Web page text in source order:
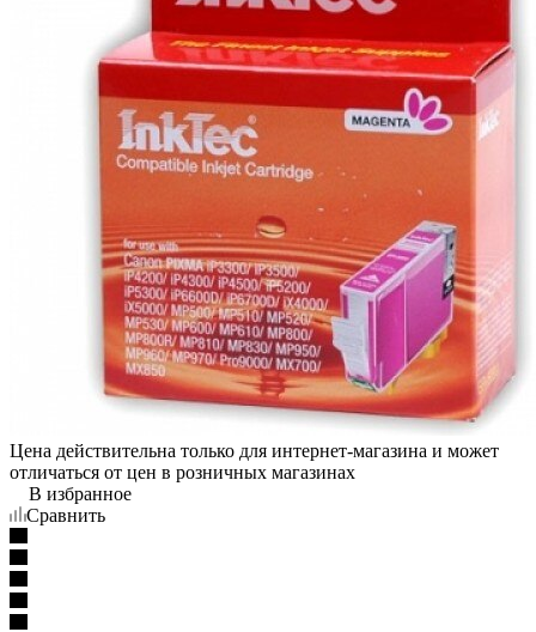
Цена действительна только для интернет-магазина и может
отличаться от цен в розничных магазинах
В избранное
Сравнить